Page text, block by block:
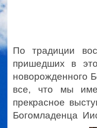
По традиции
пришедших в
новорожденного
все, что мы
прекрасное
Богомладенца